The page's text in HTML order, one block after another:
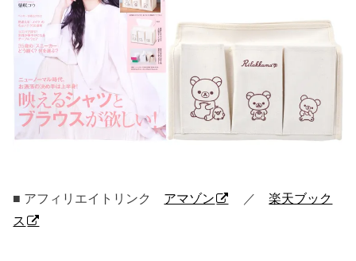
■ アフィリエイトリンク アマゾン ／楽天ブック
ス